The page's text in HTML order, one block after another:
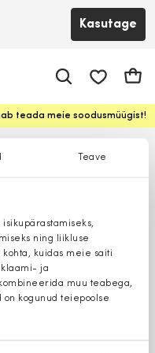
Teave
ning liikluse
kuidas meie saiti
ja
muu teabega,
kogunud teiepoolse
Kasutage
teada meie soodusmüügist!